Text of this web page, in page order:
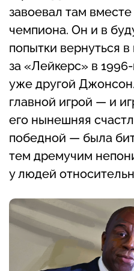
завоевал там
чемпиона. Он и в
попытки вернуться
за «Лейкерс» в
уже другой
главной игрой — и
его нынешняя
победной — была
тем дремучим
у людей